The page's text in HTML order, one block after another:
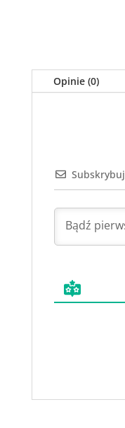
Opinie (0)
Subskrybuj